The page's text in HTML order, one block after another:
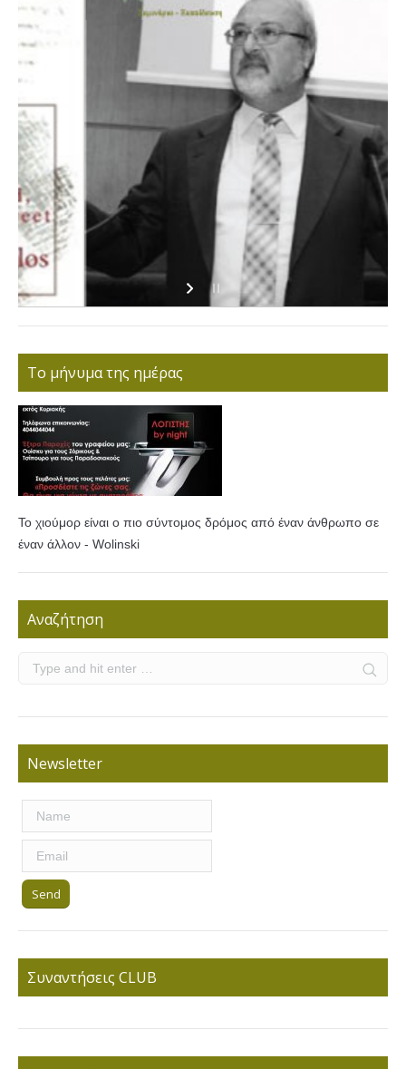
Το μήνυμα της ημέρας
Το χιούμορ είναι ο πιο σύντομος δρόμος από έναν άνθρωπο σε
έναν άλλον - Wolinski
Αναζήτηση
Newsletter
Συναντήσεις CLUB